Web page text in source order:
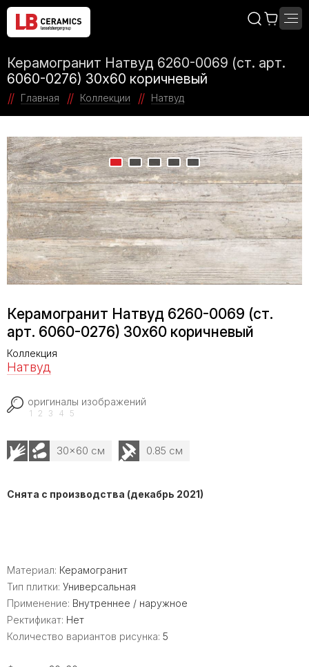
Керамогранит Натвуд 6260-0069 (ст. арт.
6060-0276) 30х60 коричневый
Главная Коллекции Натвуд
Керамогранит Натвуд 6260-0069 (ст.
арт. 6060-0276) 30х60 коричневый
Коллекция
Натвуд
оригиналы изображений
1 2 3 4 5
30x60 см 0.85 см
Снята с производства (декабрь 2021)
Материал: Керамогранит
Тип плитки: Универсальная
Применение: Внутреннее / наружное
Ректификат: Нет
Количество вариантов рисунка: 5